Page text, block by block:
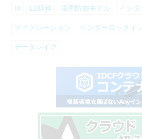
IX L2延伸 境界防御モデル インタ
マイグレーション ベンダーロックイ
データレイク